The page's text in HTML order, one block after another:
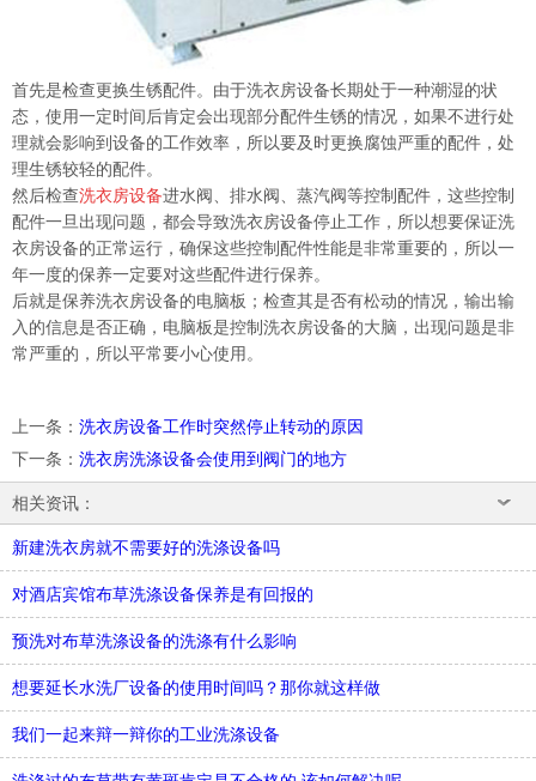
首先是检查更换生锈配件。由于洗衣房设备长期处于一种潮湿的状
态，使用一定时间后肯定会出现部分配件生锈的情况，如果不进行处
理就会影响到设备的工作效率，所以要及时更换腐蚀严重的配件，处
理生锈较轻的配件。
然后检查洗衣房设备进水阀、排水阀、蒸汽阀等控制配件，这些控制
配件一旦出现问题，都会导致洗衣房设备停止工作，所以想要保证洗
衣房设备的正常运行，确保这些控制配件性能是非常重要的，所以一
年一度的保养一定要对这些配件进行保养。
后就是保养洗衣房设备的电脑板；检查其是否有松动的情况，输出输
入的信息是否正确，电脑板是控制洗衣房设备的大脑，出现问题是非
常严重的，所以平常要小心使用。
上一条 ： 洗衣房设备工作时突然停止转动的原因
下一条 ： 洗衣房洗涤设备会使用到阀门的地方
相关资讯：
新建洗衣房就不需要好的洗涤设备吗
对酒店宾馆布草洗涤设备保养是有回报的
预洗对布草洗涤设备的洗涤有什么影响
想要延长水洗厂设备的使用时间吗？那你就这样做
我们一起来辩一辩你的工业洗涤设备